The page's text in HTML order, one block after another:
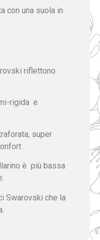
con una suola in
riflettono
rigida e
super
.
è più bassa
Swarovski che la